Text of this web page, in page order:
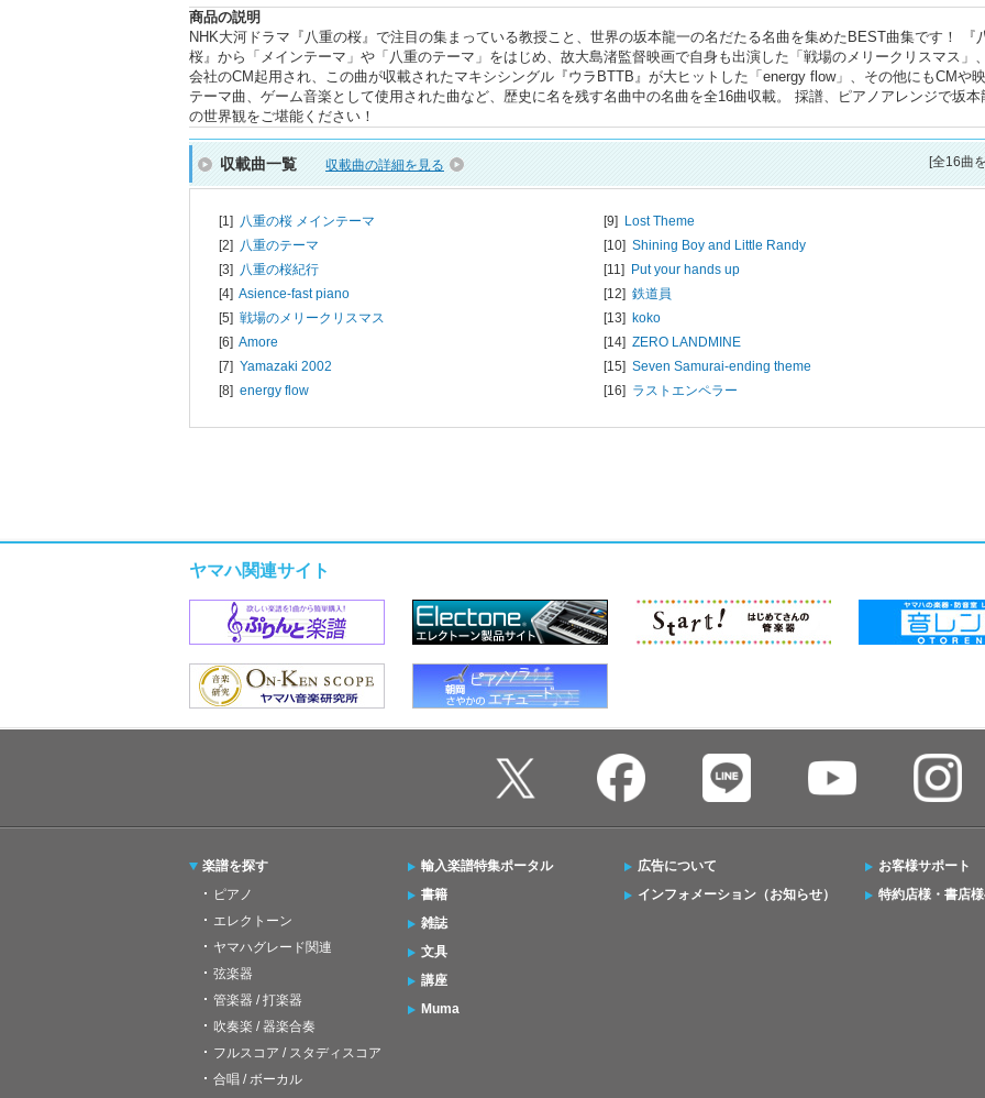
商品の説明
NHK大河ドラマ『八重の桜』で注目の集まっている教授こと、世界の坂本龍一の名だたる名曲を集めたBEST曲集です！ 『
桜』から「メインテーマ」や「八重のテーマ」をはじめ、故大島渚監督映画で自身も出演した「戦場のメリークリスマス」
会社のCM起用され、この曲が収載されたマキシシングル『ウラBTTB』が大ヒットした「energy flow」、その他にもCMや
テーマ曲、ゲーム音楽として使用された曲など、歴史に名を残す名曲中の名曲を全16曲収載。 採譜、ピアノアレンジで坂本
の世界観をご堪能ください！
収載曲一覧 収載曲の詳細を見る [全16曲
[1] 八重の桜 メインテーマ
[2] 八重のテーマ
[3] 八重の桜紀行
[4] Asience-fast piano
[5] 戦場のメリークリスマス
[6] Amore
[7] Yamazaki 2002
[8] energy flow
[9] Lost Theme
[10] Shining Boy and Little Randy
[11] Put your hands up
[12] 鉄道員
[13] koko
[14] ZERO LANDMINE
[15] Seven Samurai-ending theme
[16] ラストエンペラー
ヤマハ関連サイト
楽譜を探す
ピアノ
エレクトーン
ヤマハグレード関連
弦楽器
管楽器 / 打楽器
吹奏楽 / 器楽合奏
フルスコア / スタディスコア
合唱 / ボーカル
輸入楽譜特集ポータル
書籍
雑誌
文具
講座
Muma
広告について
インフォメーション（お知らせ）
お客様サポート
特約店様・書店